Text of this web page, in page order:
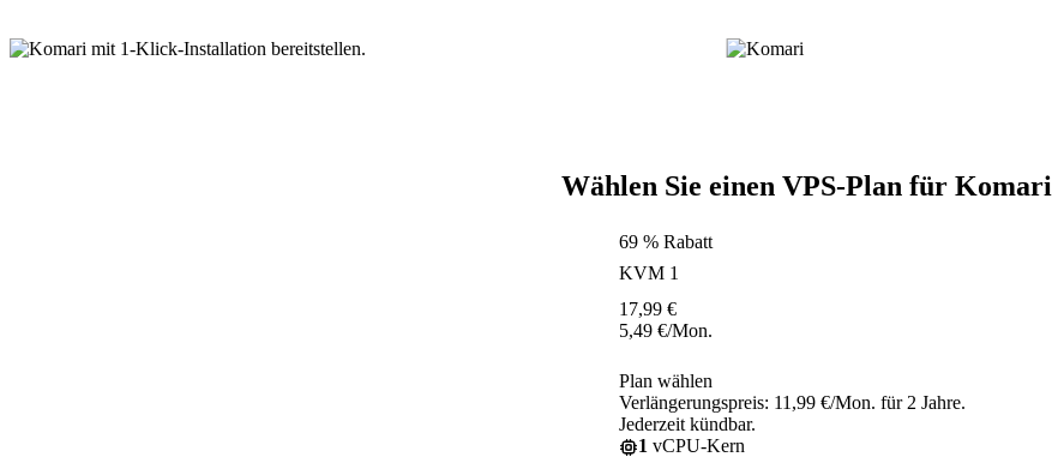
Wählen Sie einen VPS-Plan für Komari
69 % Rabatt
KVM 1
17,99 €
5,49 €/Mon.
Plan wählen
Verlängerungspreis: 11,99 €/Mon. für 2 Jahre.
Jederzeit kündbar.
1 vCPU-Kern